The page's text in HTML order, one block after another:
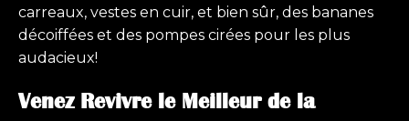
carreaux, vestes en cuir, et bien sûr, des bananes
décoiffées et des pompes cirées pour les plus
audacieux!
Venez Revivre le Meilleur de la